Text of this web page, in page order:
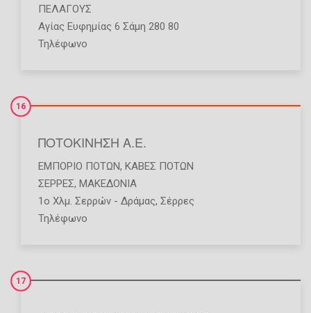
ΠΕΛΑΓΟΥΣ
Αγίας Ευφημίας 6 Σάμη 280 80
Τηλέφωνο
ΠΟΤΟΚΙΝΗΣΗ Α.Ε.
16
ΕΜΠΌΡΙΟ ΠΟΤΏΝ, ΚΆΒΕΣ ΠΟΤΏΝ
ΣΕΡΡΕΣ, ΜΑΚΕΔΟΝΙΑ
1ο Χλμ. Σερρών - Δράμας, Σέρρες
Τηλέφωνο
17